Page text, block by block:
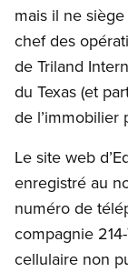
mais il ne
chef des
de Triland
du Texas (et
de l’immobilier
Le site web
enregistré au
numéro de
compagnie
cellulaire non